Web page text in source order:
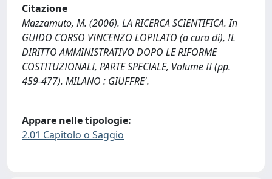
Citazione
Mazzamuto, M. (2006). LA RICERCA SCIENTIFICA. In
GUIDO CORSO VINCENZO LOPILATO (a cura di), IL
DIRITTO AMMINISTRATIVO DOPO LE RIFORME
COSTITUZIONALI, PARTE SPECIALE, Volume II (pp.
459-477). MILANO : GIUFFRE'.
Appare nelle tipologie:
2.01 Capitolo o Saggio